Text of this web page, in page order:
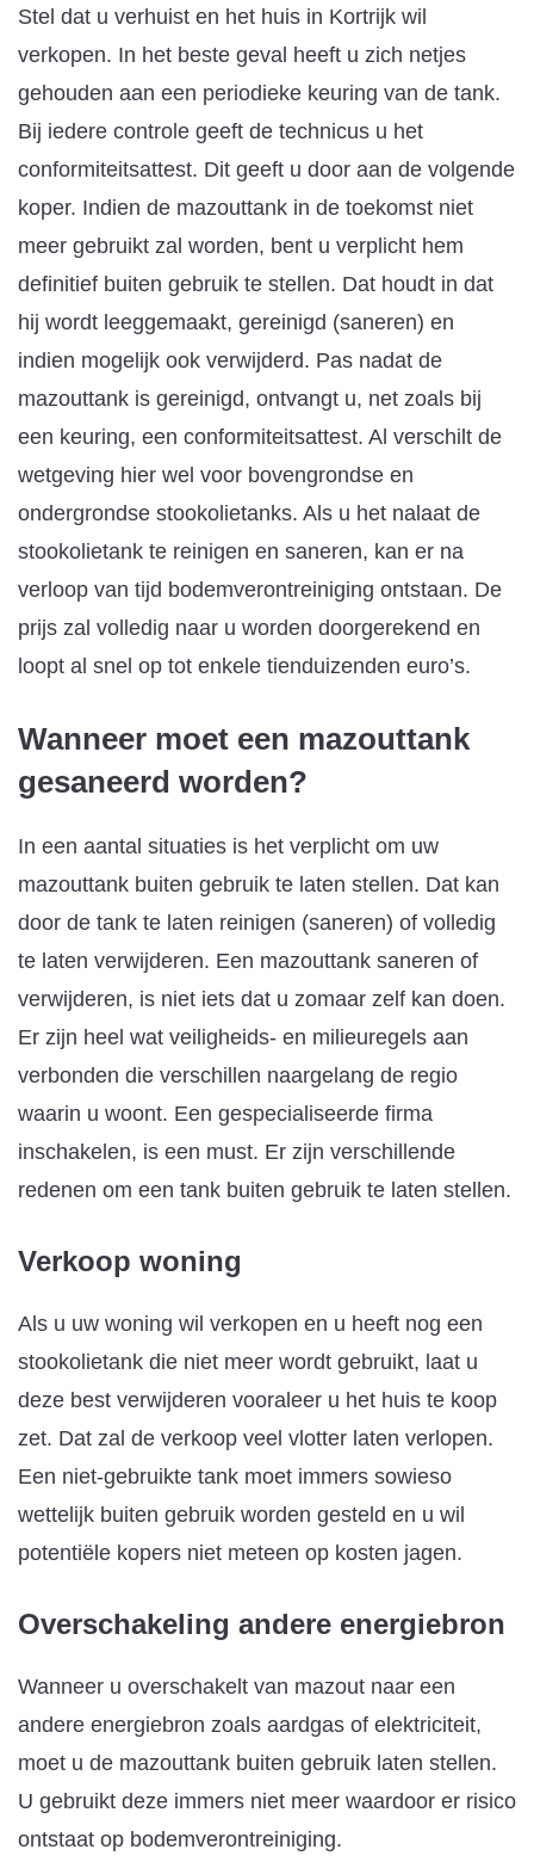
Stel dat u verhuist en het huis in Kortrijk wil
verkopen. In het beste geval heeft u zich netjes
gehouden aan een periodieke keuring van de tank.
Bij iedere controle geeft de technicus u het
conformiteitsattest. Dit geeft u door aan de volgende
koper. Indien de mazouttank in de toekomst niet
meer gebruikt zal worden, bent u verplicht hem
definitief buiten gebruik te stellen. Dat houdt in dat
hij wordt leeggemaakt, gereinigd (saneren) en
indien mogelijk ook verwijderd. Pas nadat de
mazouttank is gereinigd, ontvangt u, net zoals bij
een keuring, een conformiteitsattest. Al verschilt de
wetgeving hier wel voor bovengrondse en
ondergrondse stookolietanks. Als u het nalaat de
stookolietank te reinigen en saneren, kan er na
verloop van tijd bodemverontreiniging ontstaan. De
prijs zal volledig naar u worden doorgerekend en
loopt al snel op tot enkele tienduizenden euro’s.
Wanneer moet een mazouttank
gesaneerd worden?
In een aantal situaties is het verplicht om uw
mazouttank buiten gebruik te laten stellen. Dat kan
door de tank te laten reinigen (saneren) of volledig
te laten verwijderen. Een mazouttank saneren of
verwijderen, is niet iets dat u zomaar zelf kan doen.
Er zijn heel wat veiligheids- en milieuregels aan
verbonden die verschillen naargelang de regio
waarin u woont. Een gespecialiseerde firma
inschakelen, is een must. Er zijn verschillende
redenen om een tank buiten gebruik te laten stellen.
Verkoop woning
Als u uw woning wil verkopen en u heeft nog een
stookolietank die niet meer wordt gebruikt, laat u
deze best verwijderen vooraleer u het huis te koop
zet. Dat zal de verkoop veel vlotter laten verlopen.
Een niet-gebruikte tank moet immers sowieso
wettelijk buiten gebruik worden gesteld en u wil
potentiële kopers niet meteen op kosten jagen.
Overschakeling andere energiebron
Wanneer u overschakelt van mazout naar een
andere energiebron zoals aardgas of elektriciteit,
moet u de mazouttank buiten gebruik laten stellen.
U gebruikt deze immers niet meer waardoor er risico
ontstaat op bodemverontreiniging.